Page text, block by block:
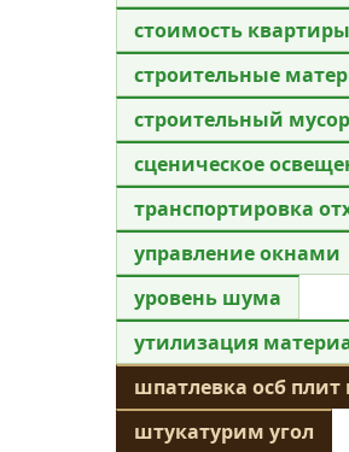
стоимость квартиры
строительные
строительный мусор
сценическое
транспортировка
управление окнами
уровень шума
утилизация
шпатлевка осб плит
штукатурим угол